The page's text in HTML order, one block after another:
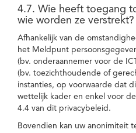
4.7. Wie heeft toegang
wie worden ze verstrekt?
Afhankelijk van de
het Meldpunt
(bv. onderaannemer voor de
(bv. toezichthoudende of
instanties, op voorwaarde dat
wettelijk kader en enkel voor
4.4 van dit privacybeleid.
Bovendien kan uw anonimiteit